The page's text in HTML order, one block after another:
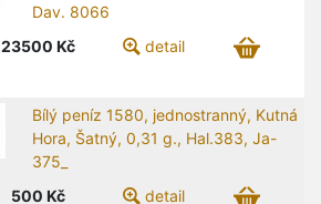
Dav. 8066
23500 Kč detail
Bílý peníz 1580, jednostranný, Kutná
Hora, Šatný, 0,31 g., Hal.383, Ja-
375_
500 Kč detail